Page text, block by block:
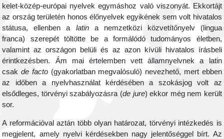
kelet-közép-európai nyelvek egymáshoz való viszonyát. Ekkortájt
az ország területén honos élőnyelvek egyikének sem volt hivatalos
státusa, ellenben a latina nemzetközi közvetítőnyelv (lingua
franca)
szerepét töltötte be a formálódó tudományos életben,
valamint az országon belüli és az azon kívüli hivatalos írásbeli
érintkezésben. Ám mai értelemben vett államnyelvnek a latin
csakde facto(gyakorlatban megvalósuló) nevezhető, mert ebben
az időben a nyelvhasználat kérdésében a szokásjog volt az
elsődleges, törvényi szabályozásra (de jure) ekkor még nem került
sor.
A reformációval aztán több olyan határozat, törvényi intézkedés is
megjelent, amely nyelvi kérdésekben nagy jelentőséggel bírt. Az